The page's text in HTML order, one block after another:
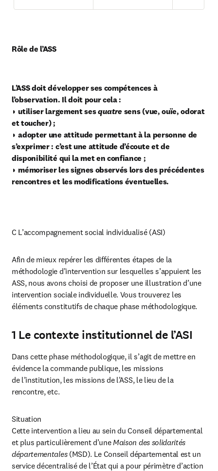
Rôle de l’ASS
L’ASS doit développer ses compétences à
l’observation. Il doit pour cela :
◗ utiliser largement ses quatre sens (vue, ouïe, odorat
et toucher) ;
◗ adopter une attitude permettant à la personne de
s’exprimer : c’est une attitude d’écoute et de
disponibilité qui la met en confiance ;
◗ mémoriser les signes observés lors des précédentes
rencontres et les modifications éventuelles.
C L’accompagnement social individualisé (ASI)
Afin de mieux repérer les différentes étapes de la
méthodologie d’intervention sur lesquelles s’appuient les
ASS, nous avons choisi de proposer une illustration d’une
intervention sociale individuelle. Vous trouverez les
éléments constitutifs de chaque phase méthodologique.
1 Le contexte institutionnel de l’ASI
Dans cette phase méthodologique, il s’agit de mettre en
évidence la commande publique, les missions
de l’institution, les missions de l’ASS, le lieu de la
rencontre, etc.
Situation
Cette intervention a lieu au sein du Conseil départemental
et plus particulièrement d’une Maison des solidarités
départementales (MSD). Le Conseil départemental est un
service décentralisé de l’État qui a pour périmètre d’action